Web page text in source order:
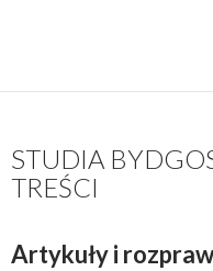
STUDIA
TREŚCI
Artykuły i